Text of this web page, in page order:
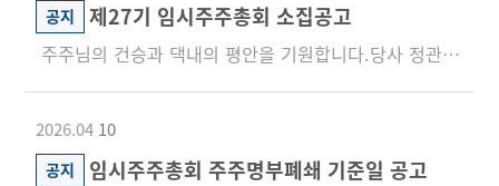
공지 제27기 임시주주총회 소집공고
주주님의 건승과 댁내의 평안을 기원합니다.당사 정관 제24조에 의하여 제27기 임시주주총회를 아래와 같이 소집...
2026.04 10
공지 임시주주총회 주주명부폐쇄 기준일 공고